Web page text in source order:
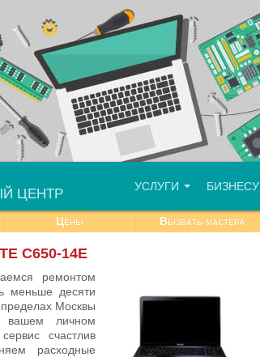
ЦЕНТР УСЛУГИ БИЗНЕСУ
Цены Вызвать мастера
C650-14E
ремонтом
меньше десяти
Москвы
вашем личном
счастлив
расходные